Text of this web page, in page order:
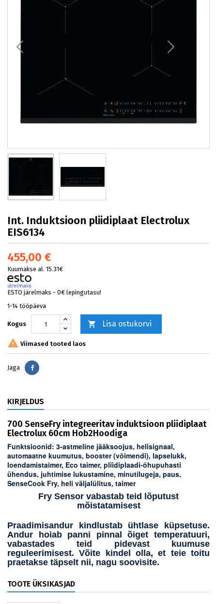
Int. Induktsioon pliidiplaat Electrolux
EIS6134
455,00 €
Kuumakse al. 15.31€
ESTO järelmaks - 0€ lepingutasu!
1-14 tööpäeva
Kogus  Lisa ostukorvi
 Viimased tooted laos
Jaga Jaga
KIRJELDUS
700 SenseFry integreeritav induktsioon pliidiplaat
Electrolux 60cm Hob2Hoodiga
Funktsioonid: 3-astmeline jääksoojus, helisignaal,
automaatne kuumutus, booster (võimendi), lapselukk,
loendamistaimer, Eco taimer, pliidiplaadi-õhupuhasti
ühendus, juhtimise lukustamine, minutilugeja, paus,
SenseCook Fry, heli väljalülitus, taimer
Fry Sensor vabastab teid lõputust
mõistatamisest
Praadimisandur kindlustab ühtlase küpsetuse.
Andur hoiab panni pinnal õiget temperatuuri,
vabastades teid pidevast kuumuse
reguleerimisest. Võite kindel olla, et teie toitu
praetakse täpselt nii, nagu soovisite.
TOOTE ÜKSIKASJAD